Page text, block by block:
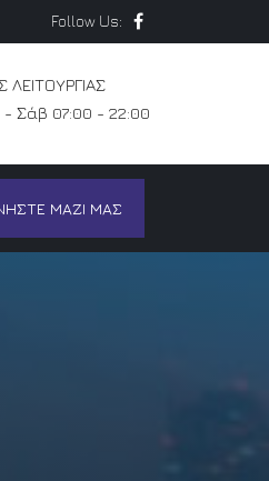
Follow Us:
ΛΕΙΤΟΥΡΓΙΑΣ
Σάβ 07:00 - 22:00
ΜΑΖΙ ΜΑΣ